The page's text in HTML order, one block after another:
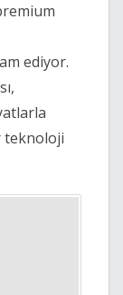
ediyor.
teknoloji